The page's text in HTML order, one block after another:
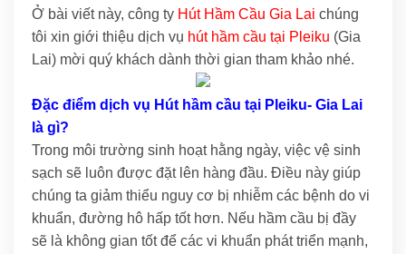
Ở bài viết này, công ty Hút Hầm Cầu Gia Lai chúng
tôi xin giới thiệu dịch vụ hút hầm cầu tại Pleiku (Gia
Lai) mời quý khách dành thời gian tham khảo nhé.
Đặc điểm dịch vụ Hút hầm cầu tại Pleiku- Gia Lai
là gì?
Trong môi trường sinh hoạt hằng ngày, việc vệ sinh
sạch sẽ luôn được đặt lên hàng đầu. Điều này giúp
chúng ta giảm thiểu nguy cơ bị nhiễm các bệnh do vi
khuẩn, đường hô hấp tốt hơn. Nếu hầm cầu bị đầy
sẽ là không gian tốt để các vi khuẩn phát triển mạnh,